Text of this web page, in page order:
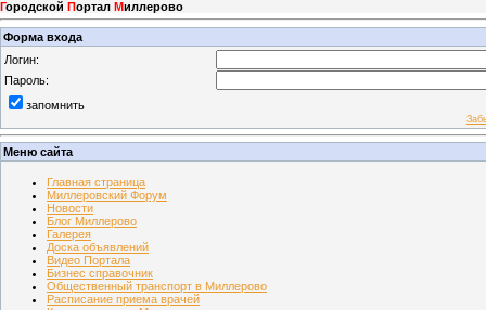
Городской Портал Миллерово
Форма входа
Логин:
Пароль:
запомнить
Меню сайта
Главная страница
Миллеровский Форум
Новости
Блог Миллерово
Галерея
Доска объявлений
Видео Портала
Бизнес справочник
Общественный транспорт в Миллерово
Расписание приема врачей